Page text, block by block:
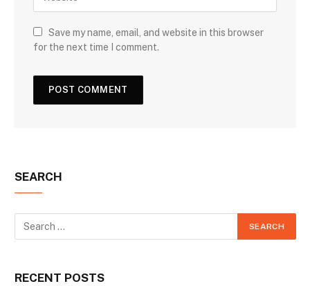
Save my name, email, and website in this browser
for the next time I comment.
SEARCH
RECENT POSTS